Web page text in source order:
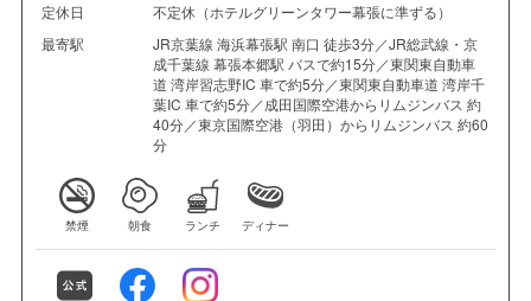
定休日
不定休（ホテルグリーンタワー幕張に準ずる）
最寄駅
JR京葉線 海浜幕張駅 南口 徒歩3分／JR総武線・京
成千葉線 幕張本郷駅 バスで約15分／東関東自動車
道 湾岸習志野IC 車で約5分／東関東自動車道 湾岸千
葉IC 車で約5分／成田国際空港からリムジンバス 約
40分／東京国際空港（羽田）からリムジンバス 約60
分
禁煙 朝食 ランチ ディナー